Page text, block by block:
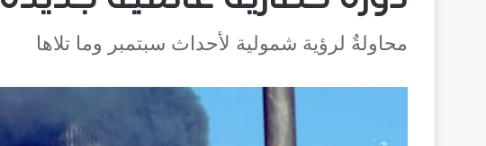
محاولةٌ لرؤية شمولية لأحداث سبتمبر وما تلاها